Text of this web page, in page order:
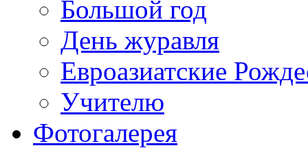
Большой год
День журавля
Евроазиатские
Учителю
Фотогалерея